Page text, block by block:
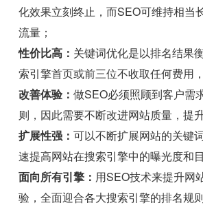
化效果立刻终止，而SEO可维持相当
流量；
性价比高： 关键词优化是以排名结果
索引擎首页或前三位不收取任何费用
改善体验：做SEO必须照顾到客户需
则，因此需要不断改进网站质量，提
扩展性强：可以不断扩展网站的关键
速提高网站在搜索引擎中的曝光度和
面向所有引擎： 用SEO技术来提升网
验，全面迎合各大搜索引擎的排名规